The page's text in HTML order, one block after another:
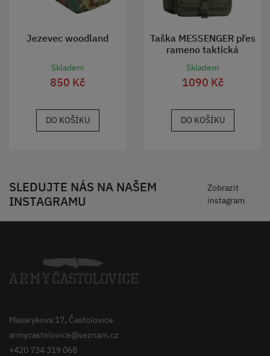
Jezevec woodland
Skladem
850 Kč
DO KOŠÍKU
Taška MESSENGER přes
rameno taktická
Skladem
1090 Kč
DO KOŠÍKU
SLEDUJTE NÁS NA NAŠEM
INSTAGRAMU
Zobrazit
instagram
Masarykova 17, Častolovice
armycastolovice@seznam.cz
+420 734 319 068